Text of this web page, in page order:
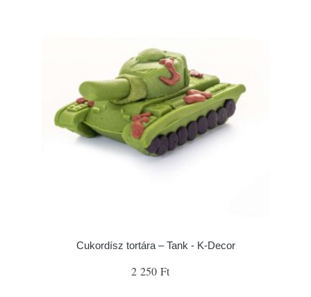
Cukordísz tortára – Tank - K-Decor
2 250 Ft